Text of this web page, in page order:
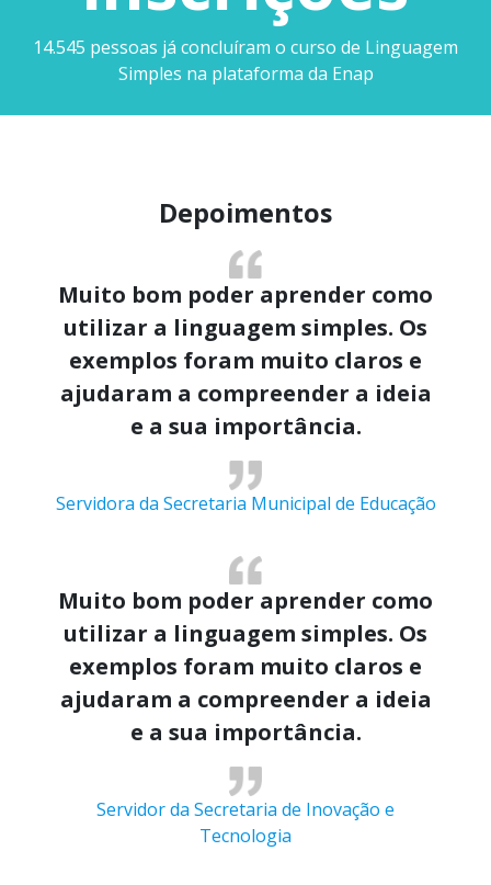
14.545 pessoas já concluíram o curso de Linguagem
Simples na plataforma da Enap
Depoimentos
Muito bom poder aprender como
utilizar a linguagem simples. Os
exemplos foram muito claros e
ajudaram a compreender a ideia
e a sua importância.
Servidora da Secretaria Municipal de Educação
Muito bom poder aprender como
utilizar a linguagem simples. Os
exemplos foram muito claros e
ajudaram a compreender a ideia
e a sua importância.
Servidor da Secretaria de Inovação e
Tecnologia